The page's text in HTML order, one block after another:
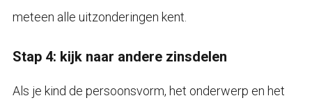
meteen alle uitzonderingen kent.
Stap 4: kijk naar andere zinsdelen
Als je kind de persoonsvorm, het onderwerp en het